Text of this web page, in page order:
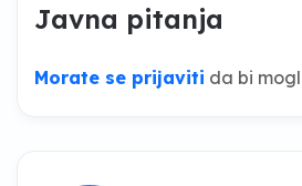
Javna pitanja
Morate se prijaviti da bi